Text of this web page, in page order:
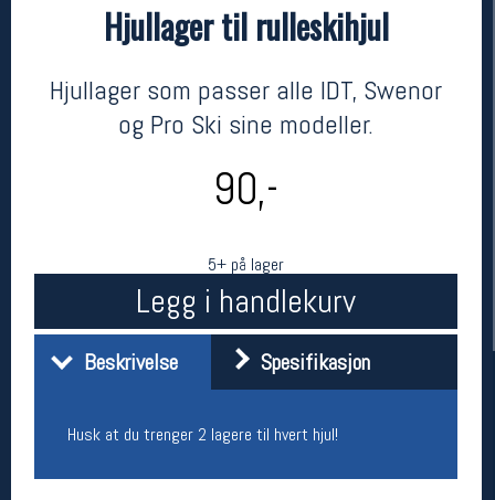
Hjullager til rulleskihjul
Hjullager som passer alle IDT, Swenor
og Pro Ski sine modeller.
90,-
5+ på lager
Legg i handlekurv
Beskrivelse Spesifikasjon
Husk at du trenger 2 lagere til hvert hjul!
Swenor
Hjullager til rulleskihjul
kr 90
Her finner du oss